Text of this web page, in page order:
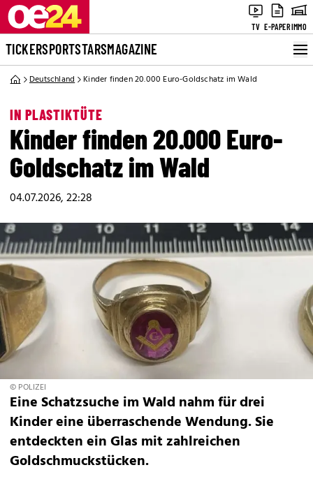
TV E-PAPERIMMO
TICKERSPORTSTARSMAGAZINE
Deutschland Kinder finden 20.000 Euro-Goldschatz im Wald
IN PLASTIKTÜTE
Kinder finden 20.000 Euro-
Goldschatz im Wald
04.07.2026, 22:28
© POLIZEI
Eine Schatzsuche im Wald nahm für drei
Kinder eine überraschende Wendung. Sie
entdeckten ein Glas mit zahlreichen
Goldschmuckstücken.